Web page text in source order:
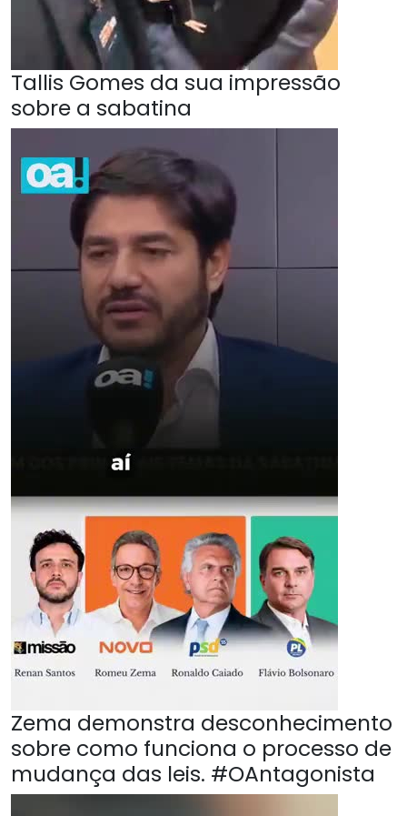
Tallis Gomes da sua impressão
sobre a sabatina
Zema demonstra desconhecimento
sobre como funciona o processo de
mudança das leis. #OAntagonista